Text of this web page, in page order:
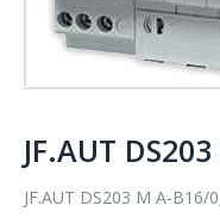
JF.AUT
JF.AUT DS203 M A-B16/